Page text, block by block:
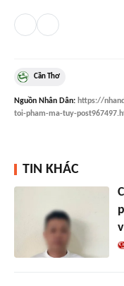
Cần Thơ
Nguồn Nhân Dân: https://
toi-pham-ma-tuy-
TIN KHÁC